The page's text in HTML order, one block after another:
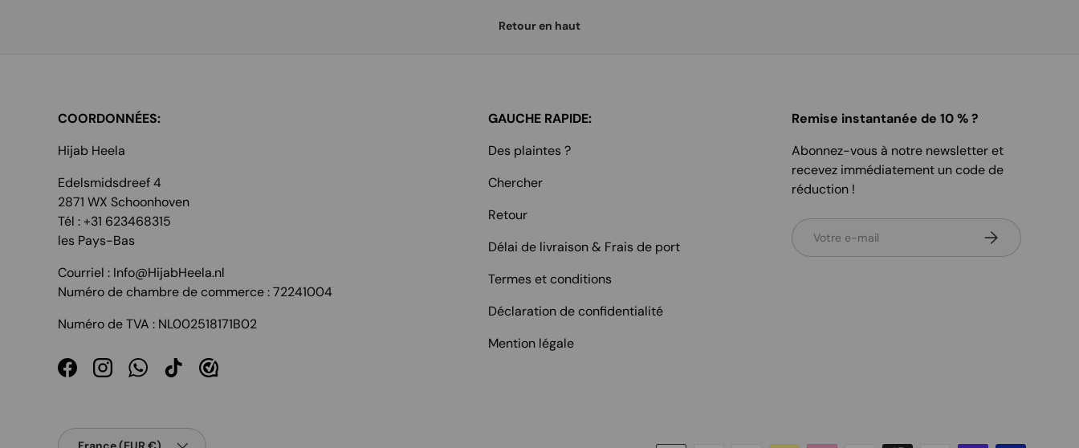
Retour en haut
COORDONNÉES:
Hijab Heela
Edelsmidsdreef 4
2871 WX Schoonhoven
Tél : +31 623468315
les Pays-Bas
Courriel : Info@HijabHeela.nl
Numéro de chambre de commerce : 72241004
Numéro de TVA : NL002518171B02
FacebookInstagramWhatsApp
TikTok
GAUCHE RAPIDE:
Des plaintes ?
Chercher
Retour
Délai de livraison & Frais de port
Termes et conditions
Déclaration de confidentialité
Mention légale
Remise instantanée de 10 % ?
Abonnez-vous à notre newsletter et
recevez immédiatement un code de
réduction !
E-mail S’inscrire
Pays